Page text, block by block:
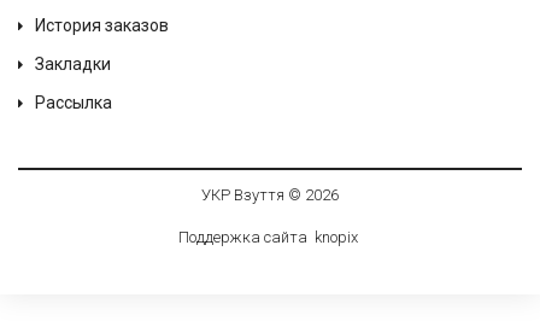
История заказов
Закладки
Рассылка
УКР Взуття © 2026
Поддержка сайта knopix